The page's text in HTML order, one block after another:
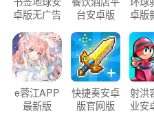
卓版无广告
台安卓版
卓版
e蓉江APP
最新版
快捷奏安卓
版官网版
射洪
业安